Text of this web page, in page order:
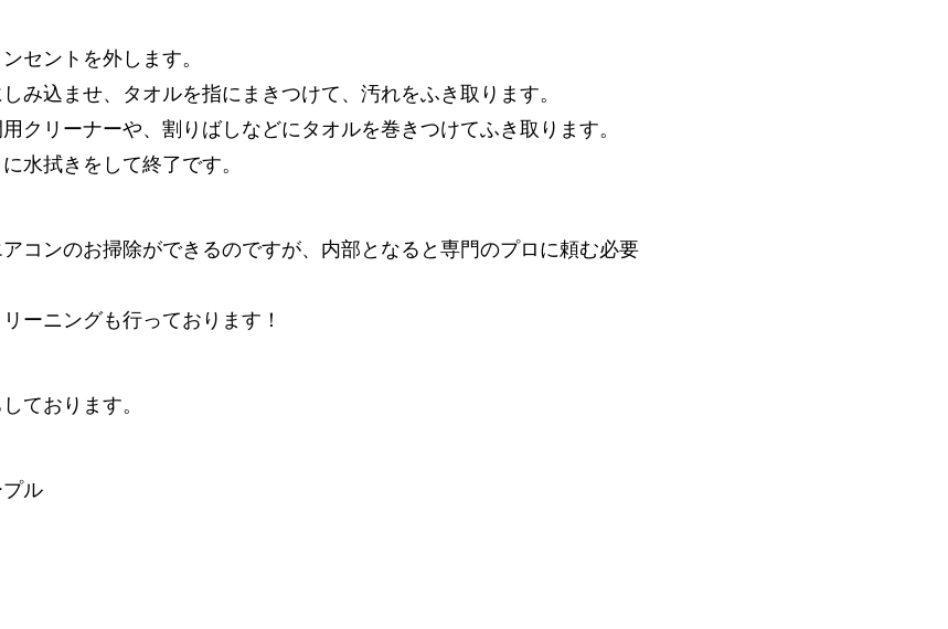
セントを外します。
み込ませ、タオルを指にまきつけて、汚れをふき取ります。
クリーナーや、割りばしなどにタオルを巻きつけてふき取ります。
水拭きをして終了です。
コンのお掃除ができるのですが、内部となると専門のプロに頼む必要
ーニングも行っております！
ております。
ル